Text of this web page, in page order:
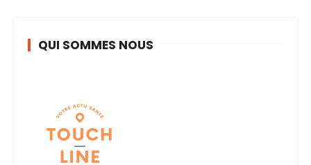
QUI SOMMES NOUS